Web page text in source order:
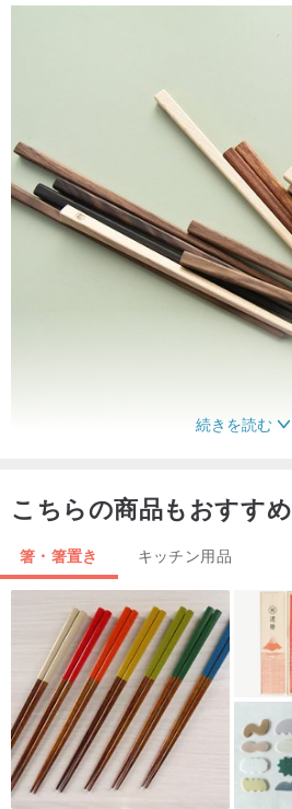
続きを読む
こちらの商品もおすすめ
箸・箸置き キッチン用品